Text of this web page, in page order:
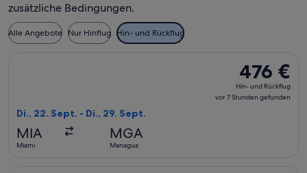
zusätzliche Bedingungen.
Alle Angebote Nur Hinflug Hin- und Rückflug
476 €
Hin-
und
476 €
Hin- und Rückflug
vor 7 Stunden gefunden
Di., 22. Sept. - Di., 29. Sept.
MIA
Miami
MGA
Managua